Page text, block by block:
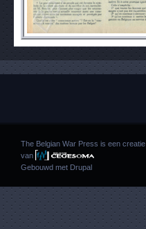
The Belgian War Press is een creatie
van
Gebouwd met Drupal